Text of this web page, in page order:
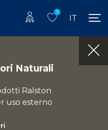
0
IT
Naturali
Ralston
uso esterno